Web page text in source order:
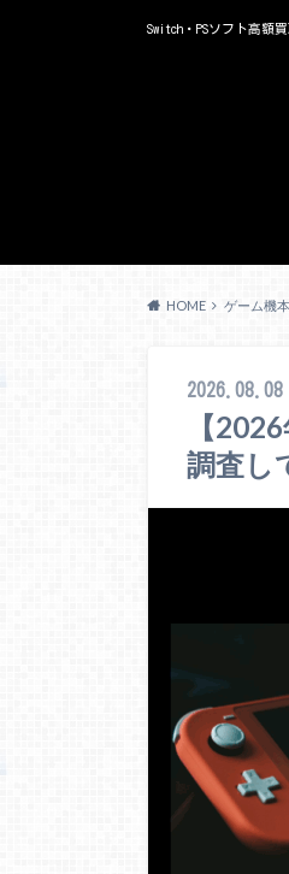
Switch・PSソフト高額
HOME ゲーム機
2026.08.08
【
調査し